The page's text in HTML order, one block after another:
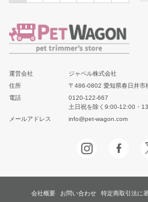
運営会社
ジャペル株式会社
住所
〒486-0802 愛知県春日井市
電話
0120-122-667
土日祝を除く9:00-12:00・
メールアドレス
info@pet-wagon.com
会社概要 お問い合わせ 特定商取引法に